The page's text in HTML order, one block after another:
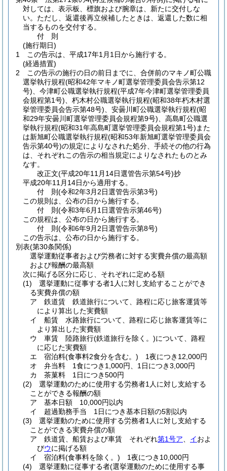
対しては、表示板、標旗および腕章は、新たに交付しな
い。 ただし、返還後再立候補したときは、返還した数に相
当するものを交付する。
付 則
(施行期日)
1
この告示は、平成17年1月1日から施行する。
(経過措置)
2
この告示の施行の日の前日までに、合併前のマキノ町公職
選挙執行規程(昭和42年マキノ町選挙管理委員会告示第12
号) 、今津町公職選挙執行規程(平成7年今津町選挙管理委員
会規程第1号) 、朽木村公職選挙執行規程(昭和38年朽木村選
挙管理委員会告示第48号) 、安曇川町公職選挙執行規程(昭
和29年安曇川町選挙管理委員会規程第9号) 、高島町公職選
挙執行規程(昭和31年高島町選挙管理委員会規程第1号) また
は新旭町公職選挙執行規程(昭和53年新旭町選挙管理委員会
告示第40号)の規定によりなされた処分、手続その他の行為
は、それぞれこの告示の相当規定によりなされたものとみ
なす。
改正文(平成20年11月14日選管告示第54号)抄
平成20年11月14日から適用する。
付 則(令和2年3月2日選管告示第3号)
この規則は、公布の日から施行する。
付 則(令和3年6月1日選管告示第46号)
この規程は、公布の日から施行する。
付 則(令和6年9月2日選管告示第8号)
この告示は、公布の日から施行する。
別表(第30条関係)
選挙運動従事者および労務者に対する実費弁償の最高額
および報酬の最高額
次に掲げる区分に応じ、それぞれに定める額
(1) 選挙運動に従事する者1人に対し支給することができ
る実費弁償の額
ア 鉄道賃 鉄道旅行について、路程に応じ旅客運賃等
により算出した実費額
イ 船賃 水路旅行について、路程に応じ旅客運賃等に
より算出した実費額
ウ 車賃 陸路旅行(鉄道旅行を除く。)について、路程
に応じた実費額
エ 宿泊料(食事料2食分を含む。) 1夜につき12,000円
オ 弁当料 1食につき1,000円、1日につき3,000円
カ 茶菓料 1日につき500円
(2) 選挙運動のために使用する労務者1人に対し支給する
ことができる報酬の額
ア 基本日額 10,000円以内
イ 超過勤務手当 1日につき基本日額の5割以内
(3) 選挙運動のために使用する労務者1人に対し支給する
ことができる実費弁償の額
ア 鉄道賃、船賃および車賃 それぞれ第1号ア イおよ
びウに掲げる額
イ 宿泊料(食事料を除く。) 1夜につき10,000円
(4) 選挙運動に従事する者(選挙運動のために使用する事